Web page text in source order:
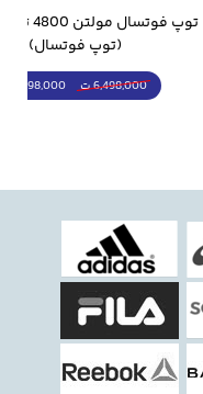
(توپ فوتسال)
6,498,000 ت 5,298,000 ت